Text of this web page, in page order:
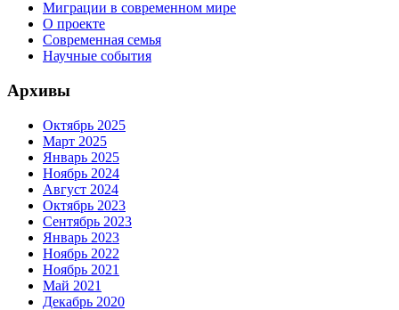
Миграции в современном мире
О проекте
Современная семья
Научные события
Архивы
Октябрь 2025
Март 2025
Январь 2025
Ноябрь 2024
Август 2024
Октябрь 2023
Сентябрь 2023
Январь 2023
Ноябрь 2022
Ноябрь 2021
Май 2021
Декабрь 2020